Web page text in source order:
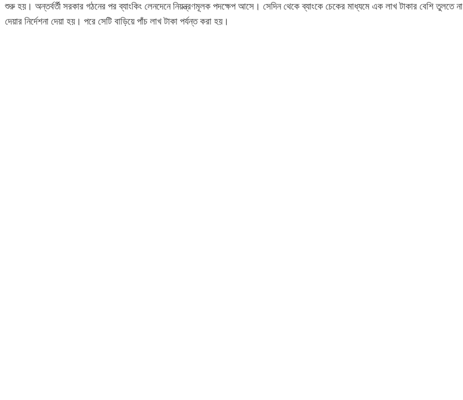
শুরু হয়। অন্তর্বর্তী সরকার গঠনের পর ব্যাংকিং লেনদেনে নিয়ন্ত্রণমূলক পদক্ষেপ আসে। সেদিন থেকে ব্যাংকে চেকের মাধ্যমে এক লাখ টাকার বেশি তুলতে না
দেয়ার নির্দেশনা দেয়া হয়। পরে সেটি বাড়িয়ে পাঁচ লাখ টাকা পর্যন্ত করা হয়।